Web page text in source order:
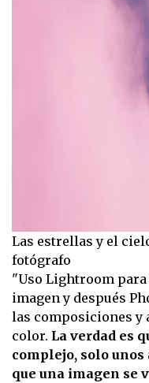
Las estrellas y el
fotógrafo
"Uso Lightroom
imagen y después
las composiciones y
color. La verdad es
complejo, solo unos
que una imagen se